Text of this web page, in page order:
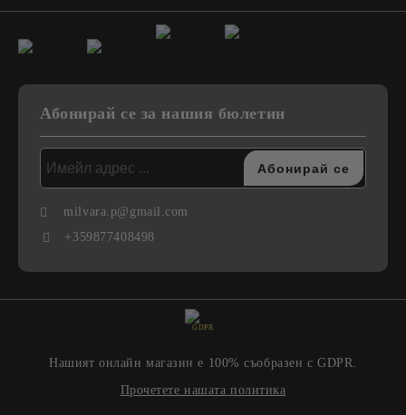
Абонирай се за нашия бюлетин
milvara.p@gmail.com
+359877408498
GDPR
Нашият онлайн магазин е 100% съобразен с GDPR.
Прочетете нашата политика